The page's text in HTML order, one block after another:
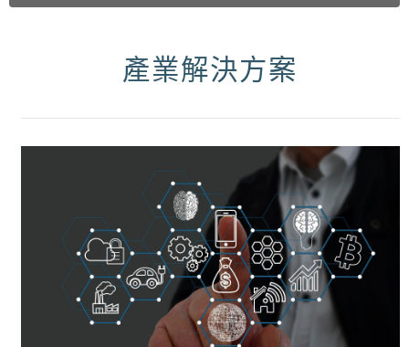
產業解決方案